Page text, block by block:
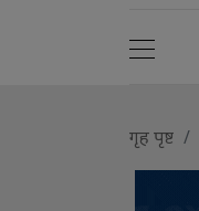
गृह पृष्ट